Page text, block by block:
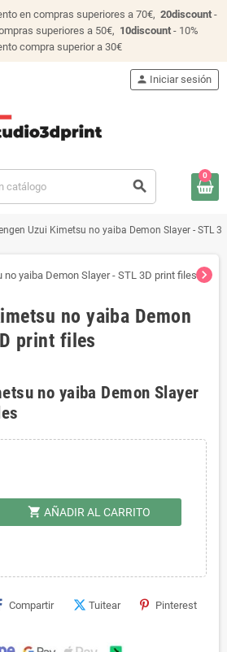
en compras superiores a 70€, 20discount-
superiores a 50€, 10discount- 10%
compra superior a 30€
search
person Iniciar sesión
0
Uzui Kimetsu no yaiba Demon Slayer - STL
chevron_right
no yaiba Demon
print files
no yaiba Demon Slayer
shopping_cart AÑADIR AL CARRITO
Compartir Tuitear Pinterest